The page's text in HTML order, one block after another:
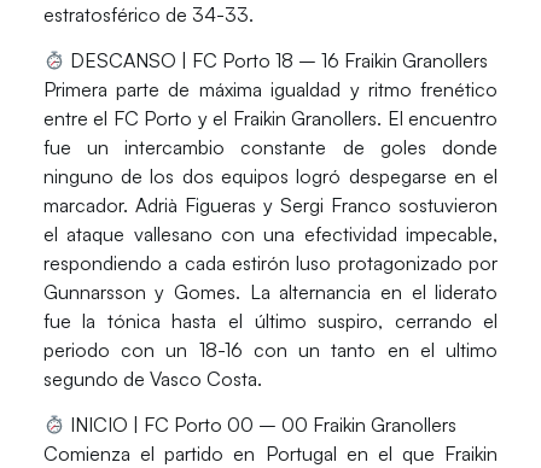
estratosférico de 34-33.
DESCANSO | FC Porto 18 – 16 Fraikin Granollers
Primera parte de máxima igualdad y ritmo frenético
entre el FC Porto y el Fraikin Granollers. El encuentro
fue un intercambio constante de goles donde
ninguno de los dos equipos logró despegarse en el
marcador. Adrià Figueras ySergi Franco sostuvieron
el ataque vallesano con una efectividad impecable,
respondiendo a cada estirón luso protagonizado por
Gunnarsson yGomes. La alternancia en el liderato
fue la tónica hasta el último suspiro, cerrando el
periodo con un 18-16 con un tanto en el ultimo
segundo de Vasco Costa.
INICIO | FC Porto 00 – 00 Fraikin Granollers
Comienza el partido en Portugal en el que Fraikin